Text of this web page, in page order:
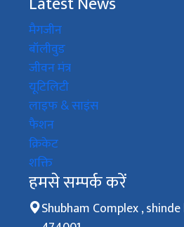
मैगजीन
बॉलीवुड
जीवन मंत्र
यूटिलिटी
लाइफ & साइंस
फैशन
क्रिकेट
शक्ति
हमसे सम्पर्क करें
Shubham Complex ,